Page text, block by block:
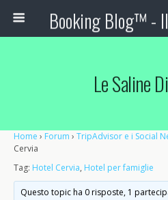
Le Saline
Home › Forum › TripAdvisor e i Social
Cervia
Tag: Hotel Cervia, Hotel per famiglie
Questo topic ha 0 risposte, 1